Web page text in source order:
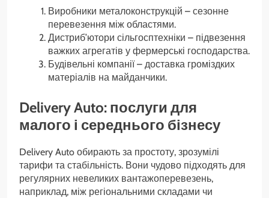
Виробники металоконструкцій – сезонне
перевезення між областями.
Дистриб’ютори сільгосптехніки – підвезення
важких агрегатів у фермерські господарства.
Будівельні компанії – доставка громіздких
матеріалів на майданчики.
Delivery Auto: послуги для
малого і середнього бізнесу
Delivery Auto обирають за простоту, зрозумілі
тарифи та стабільність. Вони чудово підходять для
регулярних невеликих вантажоперевезень,
наприклад, між регіональними складами чи